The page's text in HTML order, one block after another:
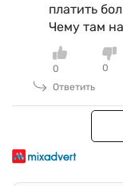
платить
Чему там
0
0
Ответить